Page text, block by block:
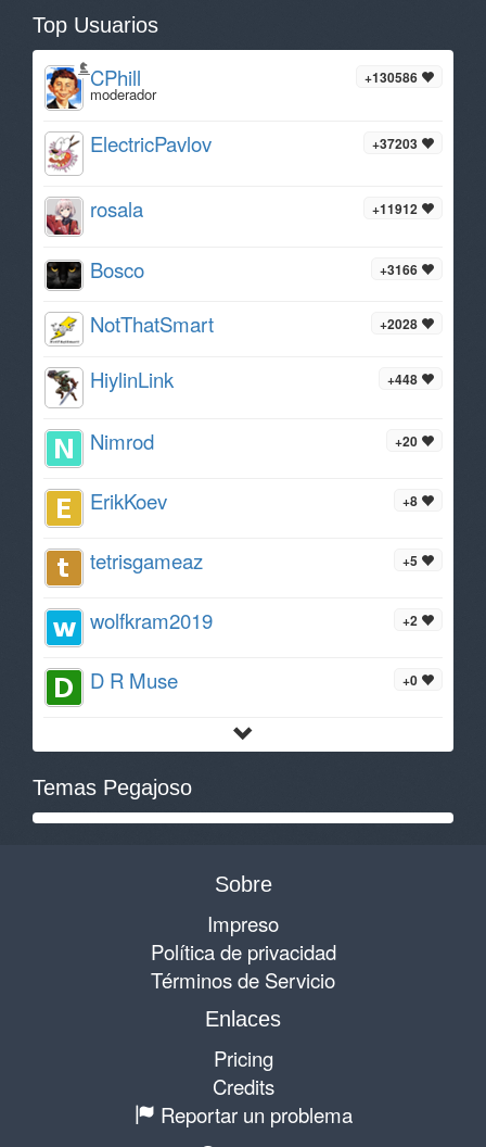
Top Usuarios
+130586
CPhill
moderador
+37203
ElectricPavlov
+11912
rosala
+3166
Bosco
+2028
NotThatSmart
+448
HiylinLink
+20
Nimrod
+8
ErikKoev
+5
tetrisgameaz
+2
wolfkram2019
+0
D R Muse
Temas Pegajoso
Sobre
Impreso
Política de privacidad
Términos de Servicio
Enlaces
Pricing
Credits
Reportar un problema